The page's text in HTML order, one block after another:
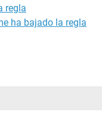
regla
ha bajado la regla